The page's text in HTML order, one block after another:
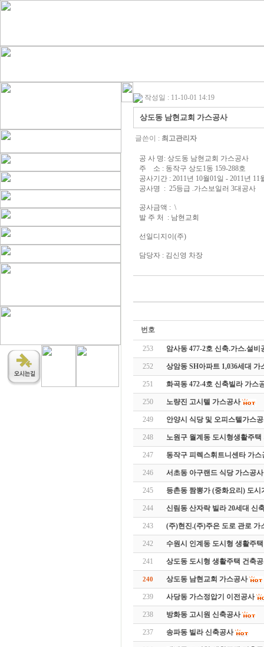
작성일 : 11-10-01 14:19
상도동 남현교회 가스공사
글쓴이 : 최고관리자
공 사 명: 상도동 남현교회 가스공사
주 소 : 동작구 상도1동 159-288호
공사기간 : 2011년 10월01일 - 2011년 11
공사명 : 25등급 .가스보일러 3대공사
공사금액 : \
발 주 처 : 남현교회
선일디지이(주)
담당자 : 김신영 차장
번호
253 암사동 477-2호 신축.가스.설비
252 상암동 SH아파트 1,036세대 가
251 화곡동 472-4호 신축빌라 가스
250 노량진 고시텔 가스공사
249 안양시 식당 및 오피스텔가스
248 노원구 월계동 도시형생활주택
247 동작구 피렉스휘트니센타 가스
246 서초동 아구랜드 식당 가스공사
245 등촌동 짬뽕가 (중화요리) 도시
244 신림동 산자락 빌라 20세대 신
243 (주)현진.(주)주은 도로 관로 가
242 수원시 인계동 도시형 생활주
241 상도동 도시형 생활주택 건축
240 상도동 남현교회 가스공사
239 사당동 가스정압기 이전공사
238 방화동 고시원 신축공사
237 송파동 빌라 신축공사